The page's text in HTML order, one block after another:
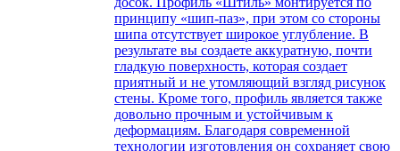
принципу «шип-паз», при этом со стороны
шипа отсутствует широкое углубление. В
результате вы создаете аккуратную, почти
гладкую поверхность, которая создает
приятный и не утомляющий взгляд рисунок
стены. Кроме того, профиль является также
довольно прочным и устойчивым к
деформациям. Благодаря современной
технологии изготовления он сохраняет свою